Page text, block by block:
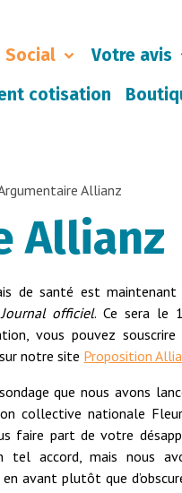
Social Votre avis
cotisation
Allianz
Allianz
de santé est
Journal officiel. Ce sera le
vous pouvez
notre site Proposition
que nous avons
collective nationale
faire part de votre
tel accord, mais nous
avant plutôt que